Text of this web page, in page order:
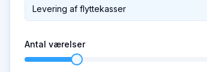
Levering af flyttekasser
Antal værelser